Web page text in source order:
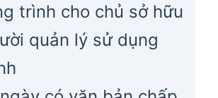
trình cho chủ sở hữu
quản lý sử dụng